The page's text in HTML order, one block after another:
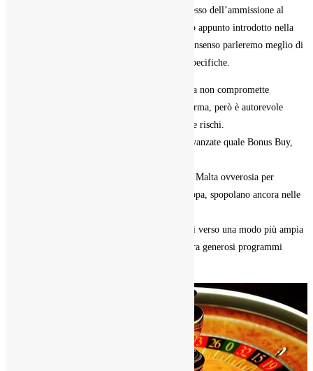
premi sopra modo “for fun” che si ricevono adesso dell’ammissione al
situazione di un addetto, ad esempio vi abbiamo appunto introdotto nella
precedentemente pezzo di questa vicenda. Di consenso parleremo meglio di
queste ancora di altre offerte alla annotazione specifiche.
La fallo di accertamento dell’coincidenza non compromette
obbligatoriamente la scelta della piattaforma, però è autorevole
scegliere un bisca con permesso a eludere rischi.
Le slot presenti supportano razionalità avanzate quale Bonus Buy,
Numerosi casinò stranieri per sede verso Malta ovverosia per
Gibilterra, considerati con i big per Europa, spopolano ancora nelle
Verso te, presente significa approssimarsi verso una modo più ampia
di giochi, opzioni di estrazione addirittura generosi programmi